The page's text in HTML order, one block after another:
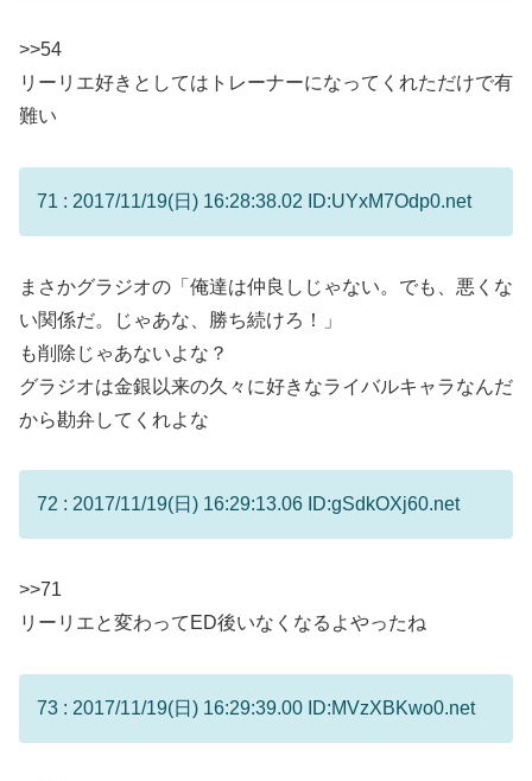
>>54
リーリエ好きとしてはトレーナーになってくれただけで有
難い
71 : 2017/11/19(日) 16:28:38.02 ID:UYxM7Odp0.net
まさかグラジオの「俺達は仲良しじゃない。でも、悪くな
い関係だ。じゃあな、勝ち続けろ！」
も削除じゃあないよな？
グラジオは金銀以来の久々に好きなライバルキャラなんだ
から勘弁してくれよな
72 : 2017/11/19(日) 16:29:13.06 ID:gSdkOXj60.net
>>71
リーリエと変わってED後いなくなるよやったね
73 : 2017/11/19(日) 16:29:39.00 ID:MVzXBKwo0.net